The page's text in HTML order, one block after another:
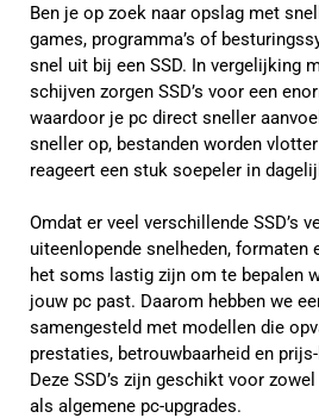
Ben je op zoek naar opslag met
games, programma’s of
snel uit bij een SSD. In vergelijking
schijven zorgen SSD’s voor een
waardoor je pc direct sneller
sneller op, bestanden worden
reageert een stuk soepeler in
Omdat er veel verschillende SSD’s
uiteenlopende snelheden, formaten
het soms lastig zijn om te bepalen
jouw pc past. Daarom hebben we
samengesteld met modellen die
prestaties, betrouwbaarheid en
Deze SSD’s zijn geschikt voor
als algemene pc-upgrades.